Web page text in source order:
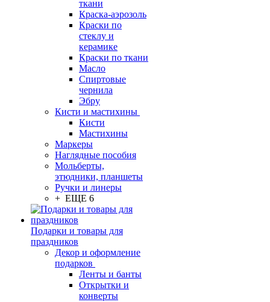
ткани
Краска-аэрозоль
Краски по
стеклу и
керамике
Краски по ткани
Масло
Спиртовые
чернила
Эбру
Кисти и мастихины
Кисти
Мастихины
Маркеры
Наглядные пособия
Мольберты,
этюдники, планшеты
Ручки и линеры
+ ЕЩЕ 6
Подарки и товары для
праздников
Декор и оформление
подарков
Ленты и банты
Открытки и
конверты